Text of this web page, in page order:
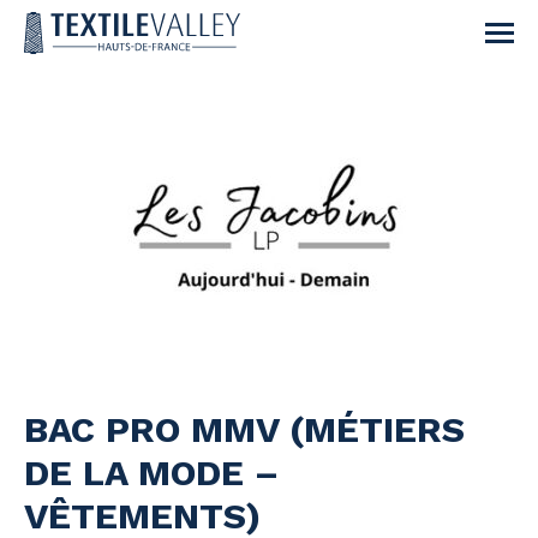
BAC PRO MMV (MÉTIERS
DE LA MODE –
VÊTEMENTS)